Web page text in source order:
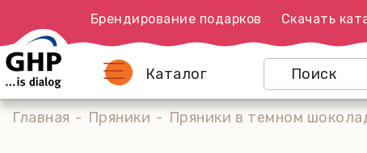
Брендирование подарков Скачать
Каталог
Главная Пряники Пряники в темном